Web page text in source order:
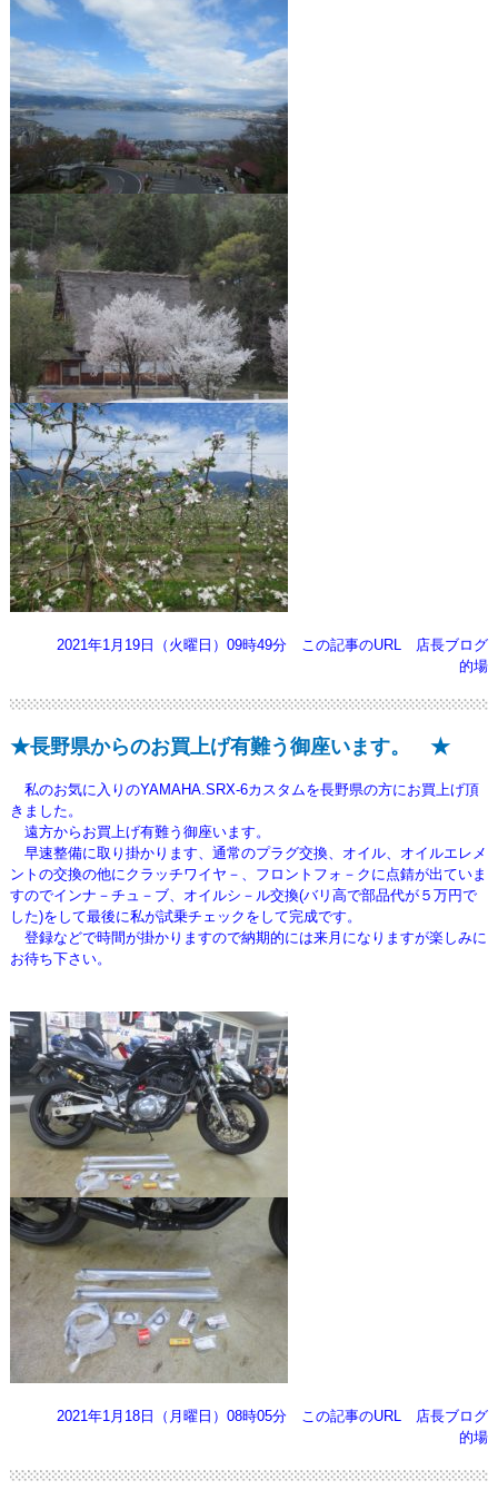
2021年1月19日（火曜日）09時49分 この記事のURL
店長ブログ
的場
★長野県からのお買上げ有難う御座います。 ★
私のお気に入りのYAMAHA.SRX-6カスタムを長野県の方にお買上げ頂
きました。
遠方からお買上げ有難う御座います。
早速整備に取り掛かります、通常のプラグ交換、オイル、オイルエレメ
ントの交換の他にクラッチワイヤ－、 フロントフォ－クに点錆が出ていま
すのでインナ－チュ－ブ、オイルシ－ル交換(バリ高で部品代が５万円で
した)をして最後に私が試乗チェックをして完成です。
登録などで時間が掛かりますので納期的には来月になりますが楽しみに
お待ち下さい。
2021年1月18日（月曜日）08時05分 この記事のURL
店長ブログ
的場